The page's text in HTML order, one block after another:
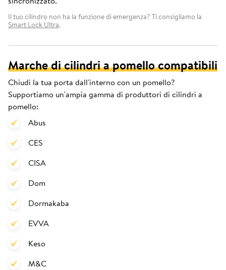
Il tuo cilindro non ha la funzione di emergenza? Ti consigliamo la
Smart Lock Ultra.
Marche di cilindri a pomello compatibili
Chiudi la tua porta dall'interno con un pomello?
Supportiamo un'ampia gamma di produttori di cilindri a
pomello:
Abus
CES
CISA
Dom
Dormakaba
EVVA
Keso
M&C